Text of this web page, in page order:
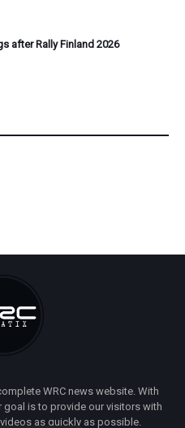
after Rally Finland 2026
WRC news website. With
is to provide our visitors with
as quickly as possible.